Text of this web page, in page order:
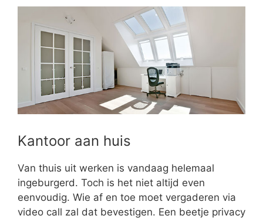
Kantoor aan huis
Van thuis uit werken is vandaag helemaal
ingeburgerd. Toch is het niet altijd even
eenvoudig. Wie af en toe moet vergaderen via
video call zal dat bevestigen. Een beetje privacy